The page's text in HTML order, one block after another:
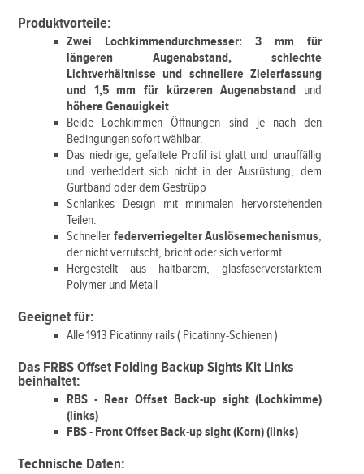
Produktvorteile:
Zwei Lochkimmendurchmesser: 3 mm für
längeren Augenabstand, schlechte
Lichtverhältnisse und schnellere Zielerfassung
und 1,5 mm für kürzeren Augenabstand und
höhere Genauigkeit.
Beide Lochkimmen Öffnungen sind je nach den
Bedingungen sofort wählbar.
Das niedrige, gefaltete Profil ist glatt und unauffällig
und verheddert sich nicht in der Ausrüstung, dem
Gurtband oder dem Gestrüpp
Schlankes Design mit minimalen hervorstehenden
Teilen.
Schneller federverriegelter Auslösemechanismus,
der nicht verrutscht, bricht oder sich verformt
Hergestellt aus haltbarem, glasfaserverstärktem
Polymer und Metall
Geeignet für:
Alle 1913 Picatinny rails ( Picatinny-Schienen )
Das FRBS Offset Folding Backup Sights Kit Links
beinhaltet:
RBS - Rear Offset Back-up sight (Lochkimme)
(links)
FBS - Front Offset Back-up sight (Korn) (links)
Technische Daten: